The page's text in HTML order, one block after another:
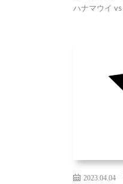
ハナマウイ
2023.04.04